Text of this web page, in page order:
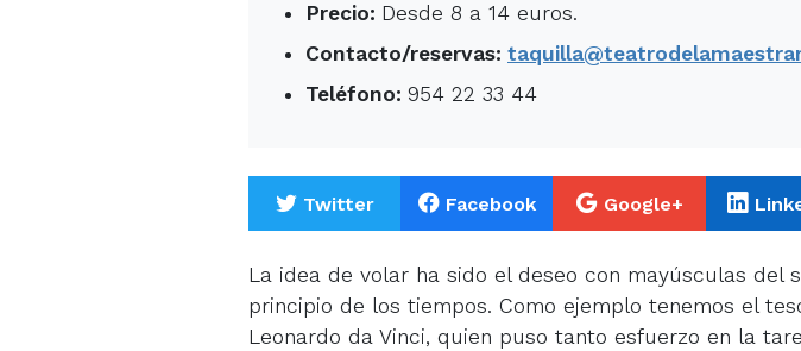
Precio: Desde 8 a 14 euros.
Contacto/reservas:
Teléfono: 954 22 33 44
Twitter Facebook Google+
La idea de volar ha sido el deseo con mayúsculas del
principio de los tiempos. Como ejemplo tenemos el
Leonardo da Vinci, quien puso tanto esfuerzo en la